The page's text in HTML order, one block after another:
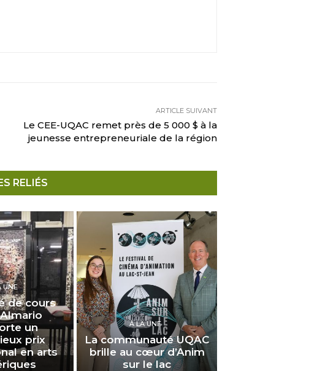
ARTICLE SUIVANT
Le CEE-UQAC remet près de 5 000 $ à la
jeunesse entrepreneuriale de la région
RELIÉS
UNE
de cours
un
prix
en arts
À LA UNE
La communauté UQAC
brille au cœur d’Anim
sur le lac